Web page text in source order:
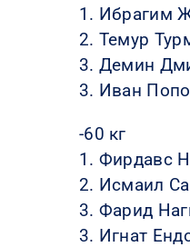
1. Ибрагим
2. Темур
3. Демин
3. Иван
-60 кг
1. Фирдавс
2. Исмаил
3. Фарид
3. Игнат